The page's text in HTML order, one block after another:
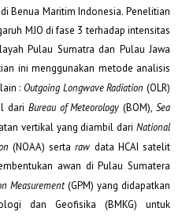
Benua Maritim Indonesia. Penelitian
MJO di fase 3 terhadap intensitas
Pulau Sumatra dan Pulau Jawa
ini menggunakan metode analisis
: Outgoing Longwave Radiation (OLR)
dari Bureau of Meteorology (BOM),Sea
vertikal yang diambil dariNational
(NOAA) sertaraw data HCAI satelit
awan di Pulau Sumatera
Measurement(GPM) yang didapatkan
dan Geofisika (BMKG) untuk